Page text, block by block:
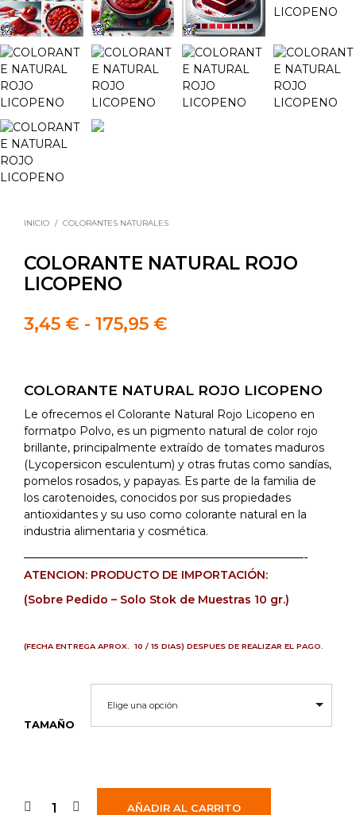
INICIO / COLORANTES NATURALES
COLORANTE NATURAL ROJO
LICOPENO
3,45 € - 175,95 €
desde
3,45 €
hasta
175,95 €
COLORANTE NATURAL ROJO LICOPENO
Le ofrecemos el Colorante Natural Rojo Licopeno en
formatpo Polvo, es un pigmento natural de color rojo
brillante, principalmente extraído de tomates maduros
(Lycopersicon esculentum) y otras frutas como sandías,
pomelos rosados, y papayas. Es parte de la familia de
los carotenoides, conocidos por sus propiedades
antioxidantes y su uso como colorante natural en la
industria alimentaria y cosmética.
——————————————————————-
ATENCION: PRODUCTO DE IMPORTACIÓN:
(Sobre Pedido – Solo Stok de Muestras 10 gr.)
(FECHA ENTREGA APROX. 10 / 15 DIAS) DESPUES DE REALIZAR EL PAGO.
TAMAÑO
Elige una opción
AÑADIR AL CARRITO